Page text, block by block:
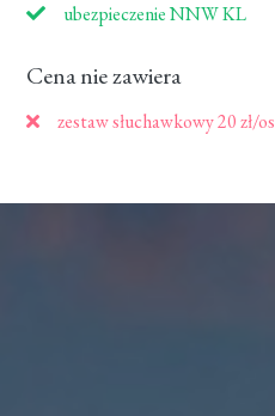
ubezpieczenie NNW KL
Cena nie zawiera
zestaw słuchawkowy 20 zł/os